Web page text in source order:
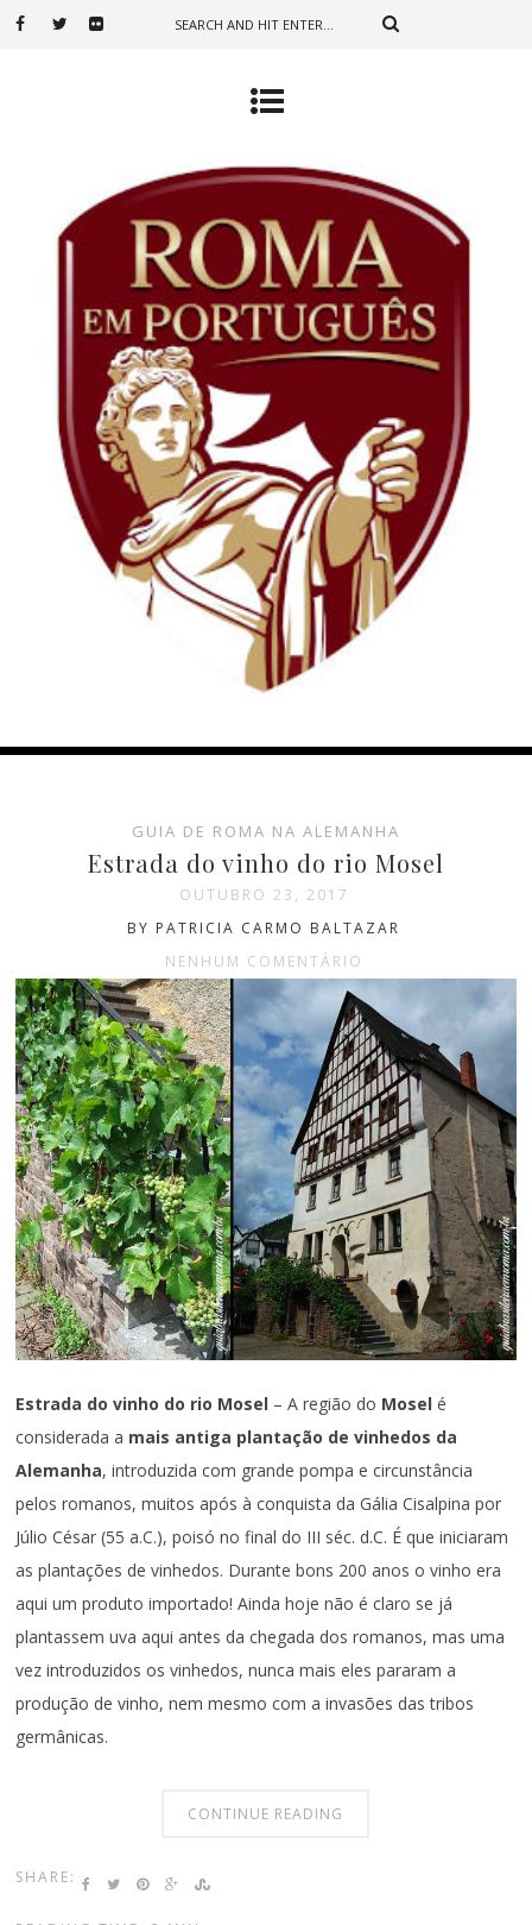
GUIA DE ROMA NA ALEMANHA
Estrada do vinho do rio Mosel
OUTUBRO 23, 2017
BY PATRICIA CARMO BALTAZAR
NENHUM COMENTÁRIO
Estrada do vinho do rio Mosel – A região do Mosel é
considerada a mais antiga plantação de vinhedos da
Alemanha, introduzida com grande pompa e circunstância
pelos romanos, muitos após à conquista da Gália Cisalpina por
Júlio César (55 a.C.), poisó no final do III séc. d.C. É que iniciaram
as plantações de vinhedos. Durante bons 200 anos o vinho era
aqui um produto importado! Ainda hoje não é claro se já
plantassem uva aqui antes da chegada dos romanos, mas uma
vez introduzidos os vinhedos, nunca mais eles pararam a
produção de vinho, nem mesmo com a invasões das tribos
germânicas.
CONTINUE READING
SHARE: